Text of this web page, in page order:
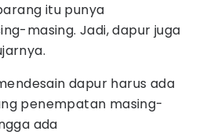
itu punya
masing. Jadi, dapur juga
dapur harus ada
penempatan masing-
ada